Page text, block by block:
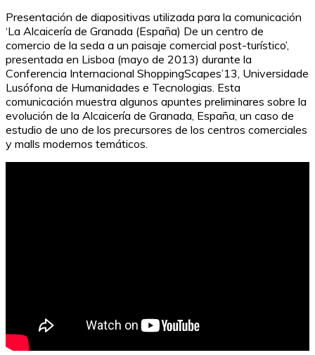
Presentación de diapositivas utilizada para la comunicación
‘La Alcaicería de Granada (España) De un centro de
comercio de la seda a un paisaje comercial post-turístico’,
presentada en Lisboa (mayo de 2013) durante la
Conferencia Internacional ShoppingScapes’13, Universidade
Lusófona de Humanidades e Tecnologias. Esta
comunicación muestra algunos apuntes preliminares sobre la
evolución de la Alcaicería de Granada, España, un caso de
estudio de uno de los precursores de los centros comerciales
y malls modernos temáticos.